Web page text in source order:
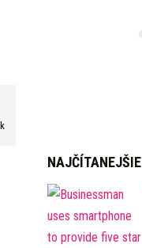
NAJČÍTANEJŠIE